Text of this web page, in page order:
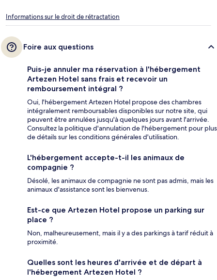
Informations sur le droit de rétractation
Foire aux questions
Puis-je annuler ma réservation à l'hébergement
Artezen Hotel sans frais et recevoir un
remboursement intégral ?
Oui, l'hébergement Artezen Hotel propose des chambres
intégralement remboursables disponibles sur notre site, qui
peuvent être annulées jusqu'à quelques jours avant l'arrivée.
Consultez la politique d'annulation de l'hébergement pour plus
de détails sur les conditions générales d'utilisation.
L'hébergement accepte-t-il les animaux de
compagnie ?
Désolé, les animaux de compagnie ne sont pas admis, mais les
animaux d'assistance sont les bienvenus.
Est-ce que Artezen Hotel propose un parking sur
place ?
Non, malheureusement, mais il y a des parkings à tarif réduit à
proximité.
Quelles sont les heures d'arrivée et de départ à
l'hébergement Artezen Hotel ?